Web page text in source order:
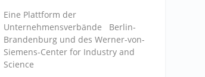
Eine Plattform der
Unternehmensverbände Berlin-
Brandenburg und des Werner-von-
Siemens-Center for Industry and
Science